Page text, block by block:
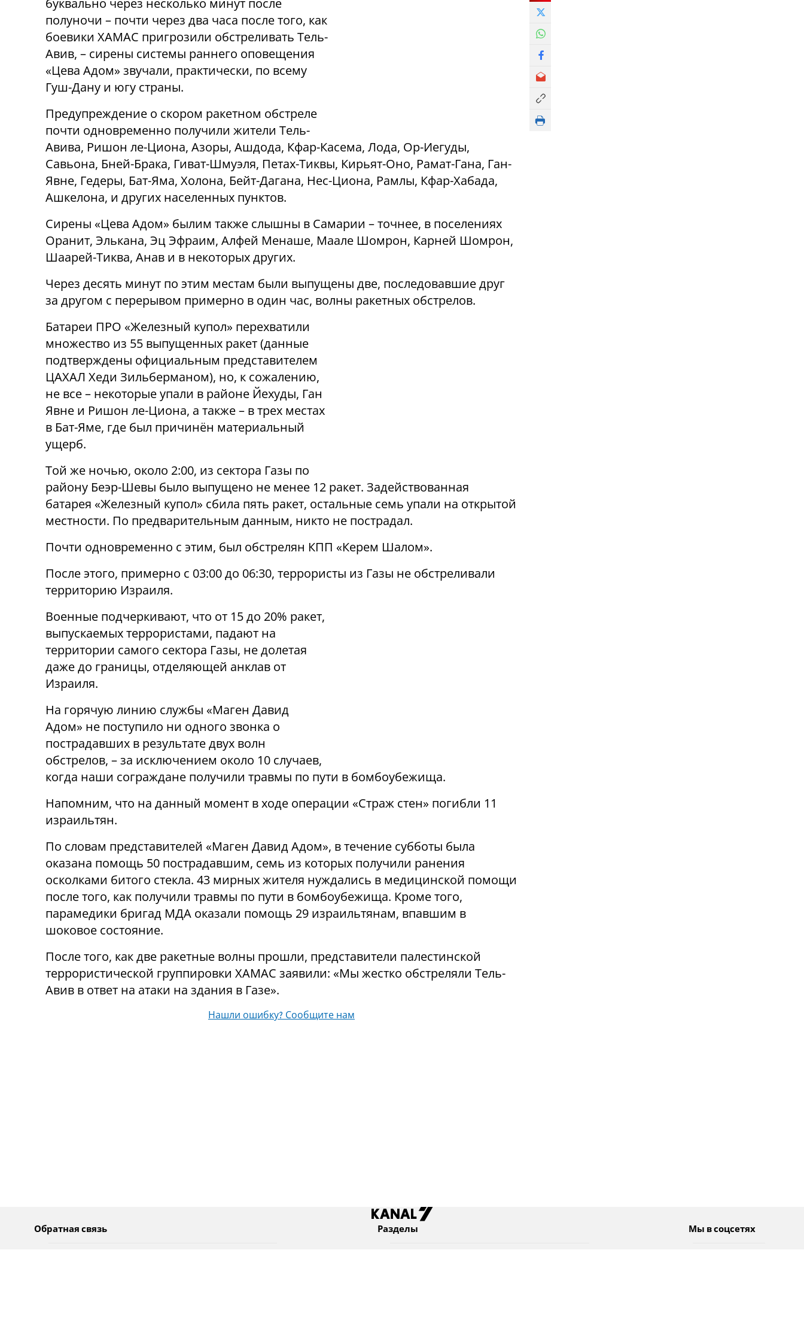
полуночи – почти через два часа после того, как
боевики ХАМАС пригрозили обстреливать Тель-
Авив, – сирены системы раннего оповещения
«Цева Адом» звучали, практически, по всему
Гуш-Дану и югу страны.
Предупреждение о скором ракетном обстреле
почти одновременно получили жители Тель-
Авива, Ришон ле-Циона, Азоры, Ашдода, Кфар-Касема, Лода, Ор-Иегуды,
Савьона, Бней-Брака, Гиват-Шмуэля, Петах-Тиквы, Кирьят-Оно, Рамат-Гана, Ган-
Явне, Гедеры, Бат-Яма, Холона, Бейт-Дагана, Нес-Циона, Рамлы, Кфар-Хабада,
Ашкелона, и других населенных пунктов.
Сирены «Цева Адом» былим также слышны в Самарии – точнее, в поселениях
Оранит, Элькана, Эц Эфраим, Алфей Менаше, Маале Шомрон, Карней Шомрон,
Шаарей-Тиква, Анав и в некоторых других.
Через десять минут по этим местам были выпущены две, последовавшие друг
за другом с перерывом примерно в один час, волны ракетных обстрелов.
Батареи ПРО «Железный купол» перехватили
множество из 55 выпущенных ракет (данные
подтверждены официальным представителем
ЦАХАЛ Хеди Зильберманом), но, к сожалению,
не все – некоторые упали в районе Йехуды, Ган
Явне и Ришон ле-Циона, а также – в трех местах
в Бат-Яме, где был причинён материальный
ущерб.
Той же ночью, около 2:00, из сектора Газы по
району Беэр-Шевы было выпущено не менее 12 ракет. Задействованная
батарея «Железный купол» сбила пять ракет, остальные семь упали на открытой
местности. По предварительным данным, никто не пострадал.
Почти одновременно с этим, был обстрелян КПП «Керем Шалом».
После этого, примерно с 03:00 до 06:30, террористы из Газы не обстреливали
территорию Израиля.
Военные подчеркивают, что от 15 до 20% ракет,
выпускаемых террористами, падают на
территории самого сектора Газы, не долетая
даже до границы, отделяющей анклав от
Израиля.
На горячую линию службы «Маген Давид
Адом» не поступило ни одного звонка о
пострадавших в результате двух волн
обстрелов, – за исключением около 10 случаев,
когда наши сограждане получили травмы по пути в бомбоубежища.
Напомним, что на данный момент в ходе операции «Страж стен» погибли 11
израильтян.
По словам представителей «Маген Давид Адом», в течение субботы была
оказана помощь 50 пострадавшим, семь из которых получили ранения
осколками битого стекла. 43 мирных жителя нуждались в медицинской помощи
после того, как получили травмы по пути в бомбоубежища. Кроме того,
парамедики бригад МДА оказали помощь 29 израильтянам, впавшим в
шоковое состояние.
После того, как две ракетные волны прошли, представители палестинской
террористической группировки ХАМАС заявили: «Мы жестко обстреляли Тель-
Авив в ответ на атаки на здания в Газе».
Нашли ошибку? Сообщите нам
Обратная связь Разделы Мы в соцсетях